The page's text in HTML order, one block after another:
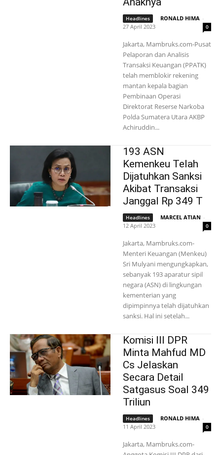
Headlines RONALD HIMA -
27 April 2023
0
Jakarta, Mambruks.com-Pusat
Pelaporan dan Analisis
Transaksi Keuangan (PPATK)
telah memblokir rekening
mantan kepala bagian
Pembinaan Operasi
Direktorat Reserse Narkoba
Polda Sumatera Utara AKBP
Achiruddin...
193 ASN
Kemenkeu Telah
Dijatuhkan Sanksi
Akibat Transaksi
Janggal Rp 349 T
Headlines MARCEL ATIAN -
12 April 2023
0
Jakarta, Mambruks.com-
Menteri Keuangan (Menkeu)
Sri Mulyani mengungkapkan,
sebanyak 193 aparatur sipil
negara (ASN) di lingkungan
kementerian yang
dipimpinnya telah dijatuhkan
sanksi. Hal ini setelah...
Komisi III DPR
Minta Mahfud MD
Cs Jelaskan
Secara Detail
Satgasus Soal 349
Triliun
Headlines RONALD HIMA -
11 April 2023
0
Jakarta, Mambruks.com-